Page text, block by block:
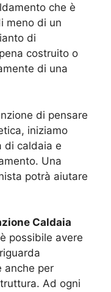
che è
meno di un
di
costruito o
di una
di pensare
iniziamo
di caldaia e
Una
potrà aiutare
Caldaia
è possibile avere
anche per
Ad ogni